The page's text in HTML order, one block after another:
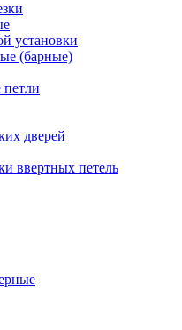
установки
(барные)
петли
дверей
ввертных петель